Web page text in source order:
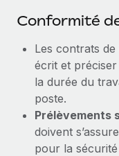
Conformité
Les contrats
écrit et préciser
la durée du
poste.
Prélèvements
doivent
pour la